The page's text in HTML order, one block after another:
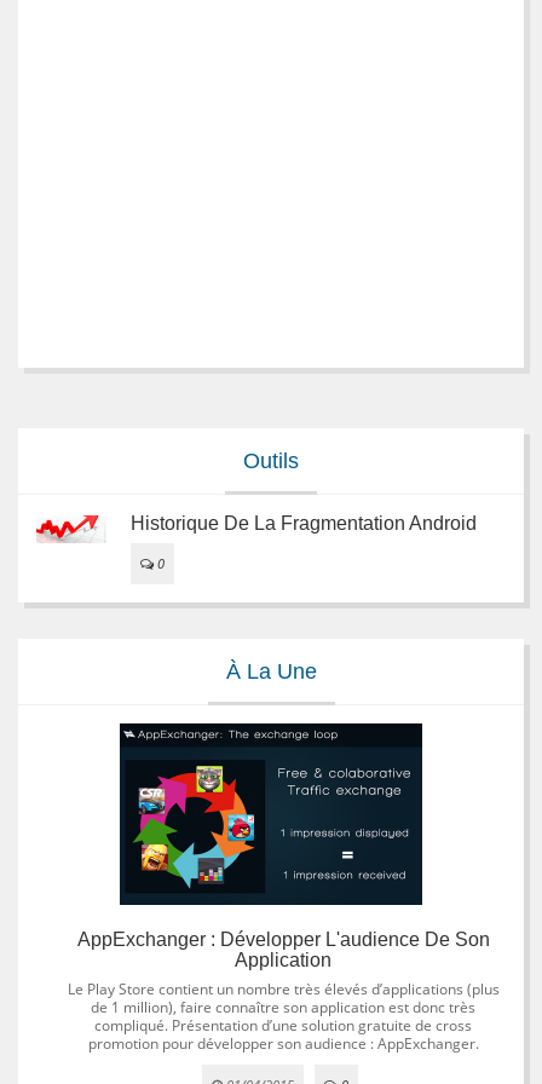
Outils
Historique De La Fragmentation Android
0
À La Une
AppExchanger : Développer L'audience De Son
Application
Le Play Store contient un nombre très élevés d’applications (plus
de 1 million), faire connaître son application est donc très
compliqué. Présentation d’une solution gratuite de cross
promotion pour développer son audience : AppExchanger.